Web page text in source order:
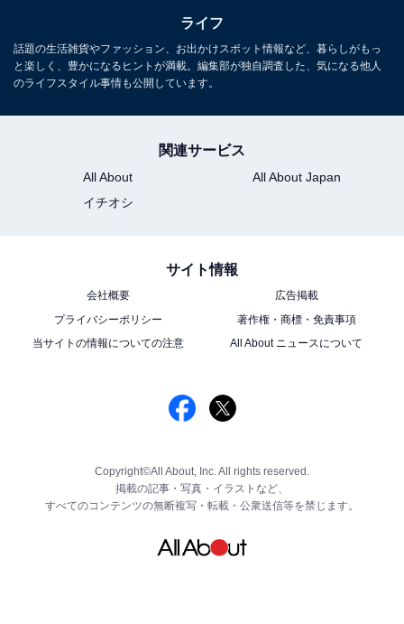
ライフ
話題の生活雑貨やファッション、お出かけスポット情報など、暮らしがもっ
と楽しく、豊かになるヒントが満載。編集部が独自調査した、気になる他人
のライフスタイル事情も公開しています。
関連サービス
All About
All About Japan
イチオシ
サイト情報
会社概要
広告掲載
プライバシーポリシー
著作権・商標・免責事項
当サイトの情報についての注意
All About ニュースについて
Copyright©All About, Inc. All rights reserved.
掲載の記事・写真・イラストなど、
すべてのコンテンツの無断複写・転載・公衆送信等を禁じます。